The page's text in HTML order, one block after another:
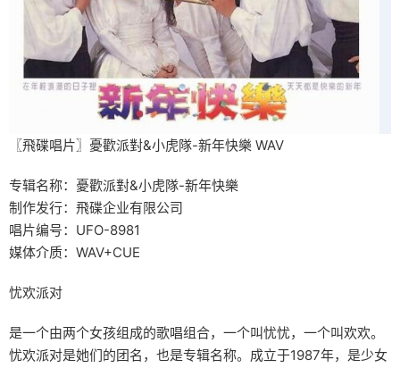
〖飛碟唱片〗憂歡派對&小虎隊-新年快樂 WAV
专辑名称：憂歡派對&小虎隊-新年快樂
制作发行：飛碟企业有限公司
唱片编号：UFO-8981
媒体介质：WAV+CUE
忧欢派对
是一个由两个女孩组成的歌唱组合，一个叫忧忧，一个叫欢欢。
忧欢派对是她们的团名，也是专辑名称。成立于1987年，是少女